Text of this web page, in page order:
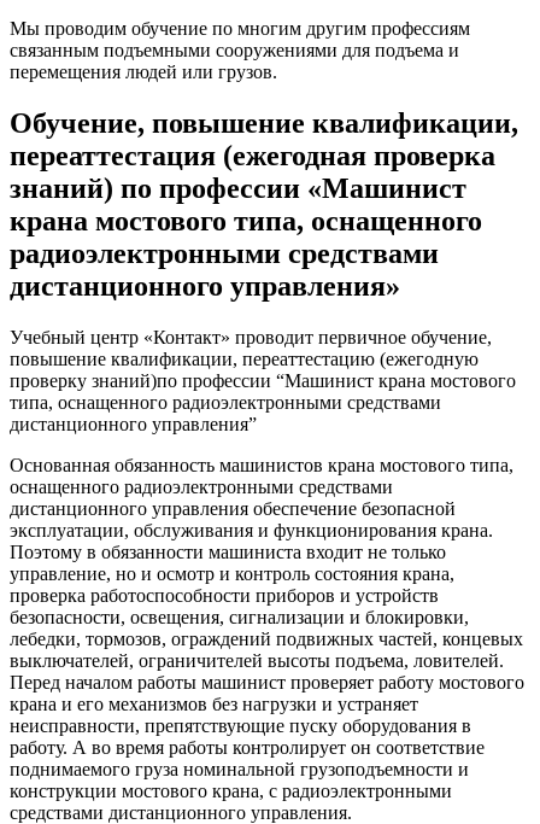
Мы проводим обучение по многим другим профессиям
связанным подъемными сооружениями для подъема и
перемещения людей или грузов.
Обучение, повышение квалификации,
переаттестация (ежегодная проверка
знаний) по профессии «Машинист
крана мостового типа, оснащенного
радиоэлектронными средствами
дистанционного управления»
Учебный центр «Контакт» проводит первичное обучение,
повышение квалификации, переаттестацию (ежегодную
проверку знаний)по профессии “Машинист крана мостового
типа, оснащенного радиоэлектронными средствами
дистанционного управления”
Основанная обязанность машинистов крана мостового типа,
оснащенного радиоэлектронными средствами
дистанционного управления обеспечение безопасной
эксплуатации, обслуживания и функционирования крана.
Поэтому в обязанности машиниста входит не только
управление, но и осмотр и контроль состояния крана,
проверка работоспособности приборов и устройств
безопасности, освещения, сигнализации и блокировки,
лебедки, тормозов, ограждений подвижных частей, концевых
выключателей, ограничителей высоты подъема, ловителей.
Перед началом работы машинист проверяет работу мостового
крана и его механизмов без нагрузки и устраняет
неисправности, препятствующие пуску оборудования в
работу. А во время работы контролирует он соответствие
поднимаемого груза номинальной грузоподъемности и
конструкции мостового крана, с радиоэлектронными
средствами дистанционного управления.